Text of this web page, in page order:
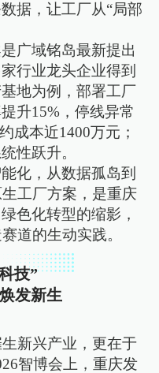
据，让工厂从“局部
广域铭岛最新提出
行业龙头企业得到
地为例，部署工厂
升15%，停线异常
成本近1400万元；
性跃升。
化，从数据孤岛到
工厂方案，是重庆
色化转型的缩影，
道的生动实践。
技”
发新生
新兴产业，更在于
智博会上，重庆发